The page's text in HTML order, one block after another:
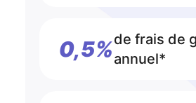
0,5%de frais de
annuel*